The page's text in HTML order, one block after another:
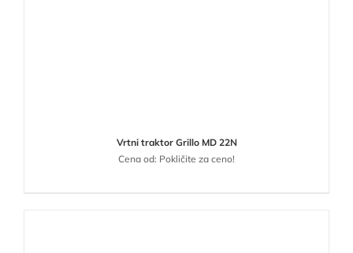
Vrtni traktor Grillo MD 22N
Cena od: Pokličite za ceno!